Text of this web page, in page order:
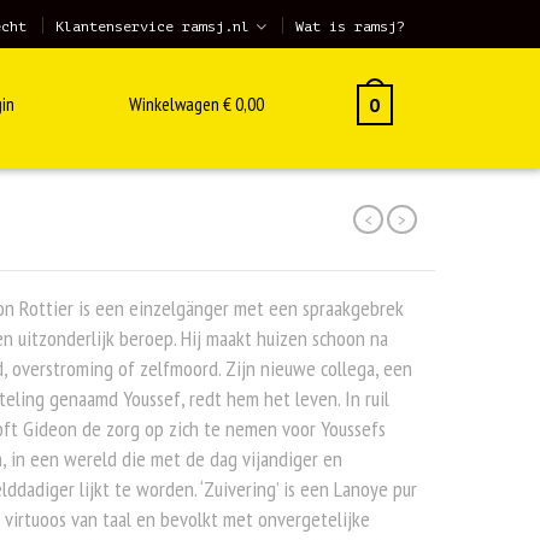
Klantenservice ramsj.nl Wat is ramsj?
Winkelwagen €0,00 0
< >
Rottier is een einzelgänger met een spraakgebrek
uitzonderlijk beroep. Hij maakt huizen schoon na
overstroming of zelfmoord. Zijn nieuwe collega, een
genaamd Youssef, redt hem het leven. In ruil
Gideon de zorg op zich te nemen voor Youssefs
in een wereld die met de dag vijandiger en
lijkt te worden. ‘Zuivering’ is een Lanoye pur
virtuoos van taal en bevolkt met onvergetelijke